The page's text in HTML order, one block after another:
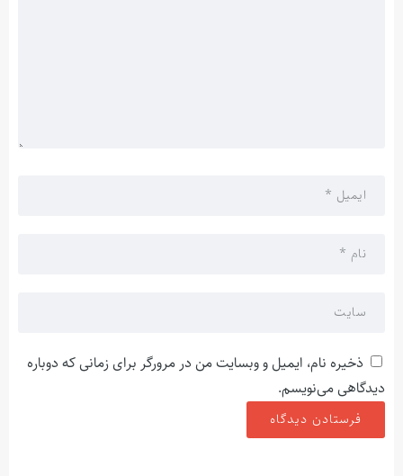
ذخیره نام، ایمیل و وبسایت من در مرورگر برای زمانی که دوباره
دیدگاهی می‌نویسم.